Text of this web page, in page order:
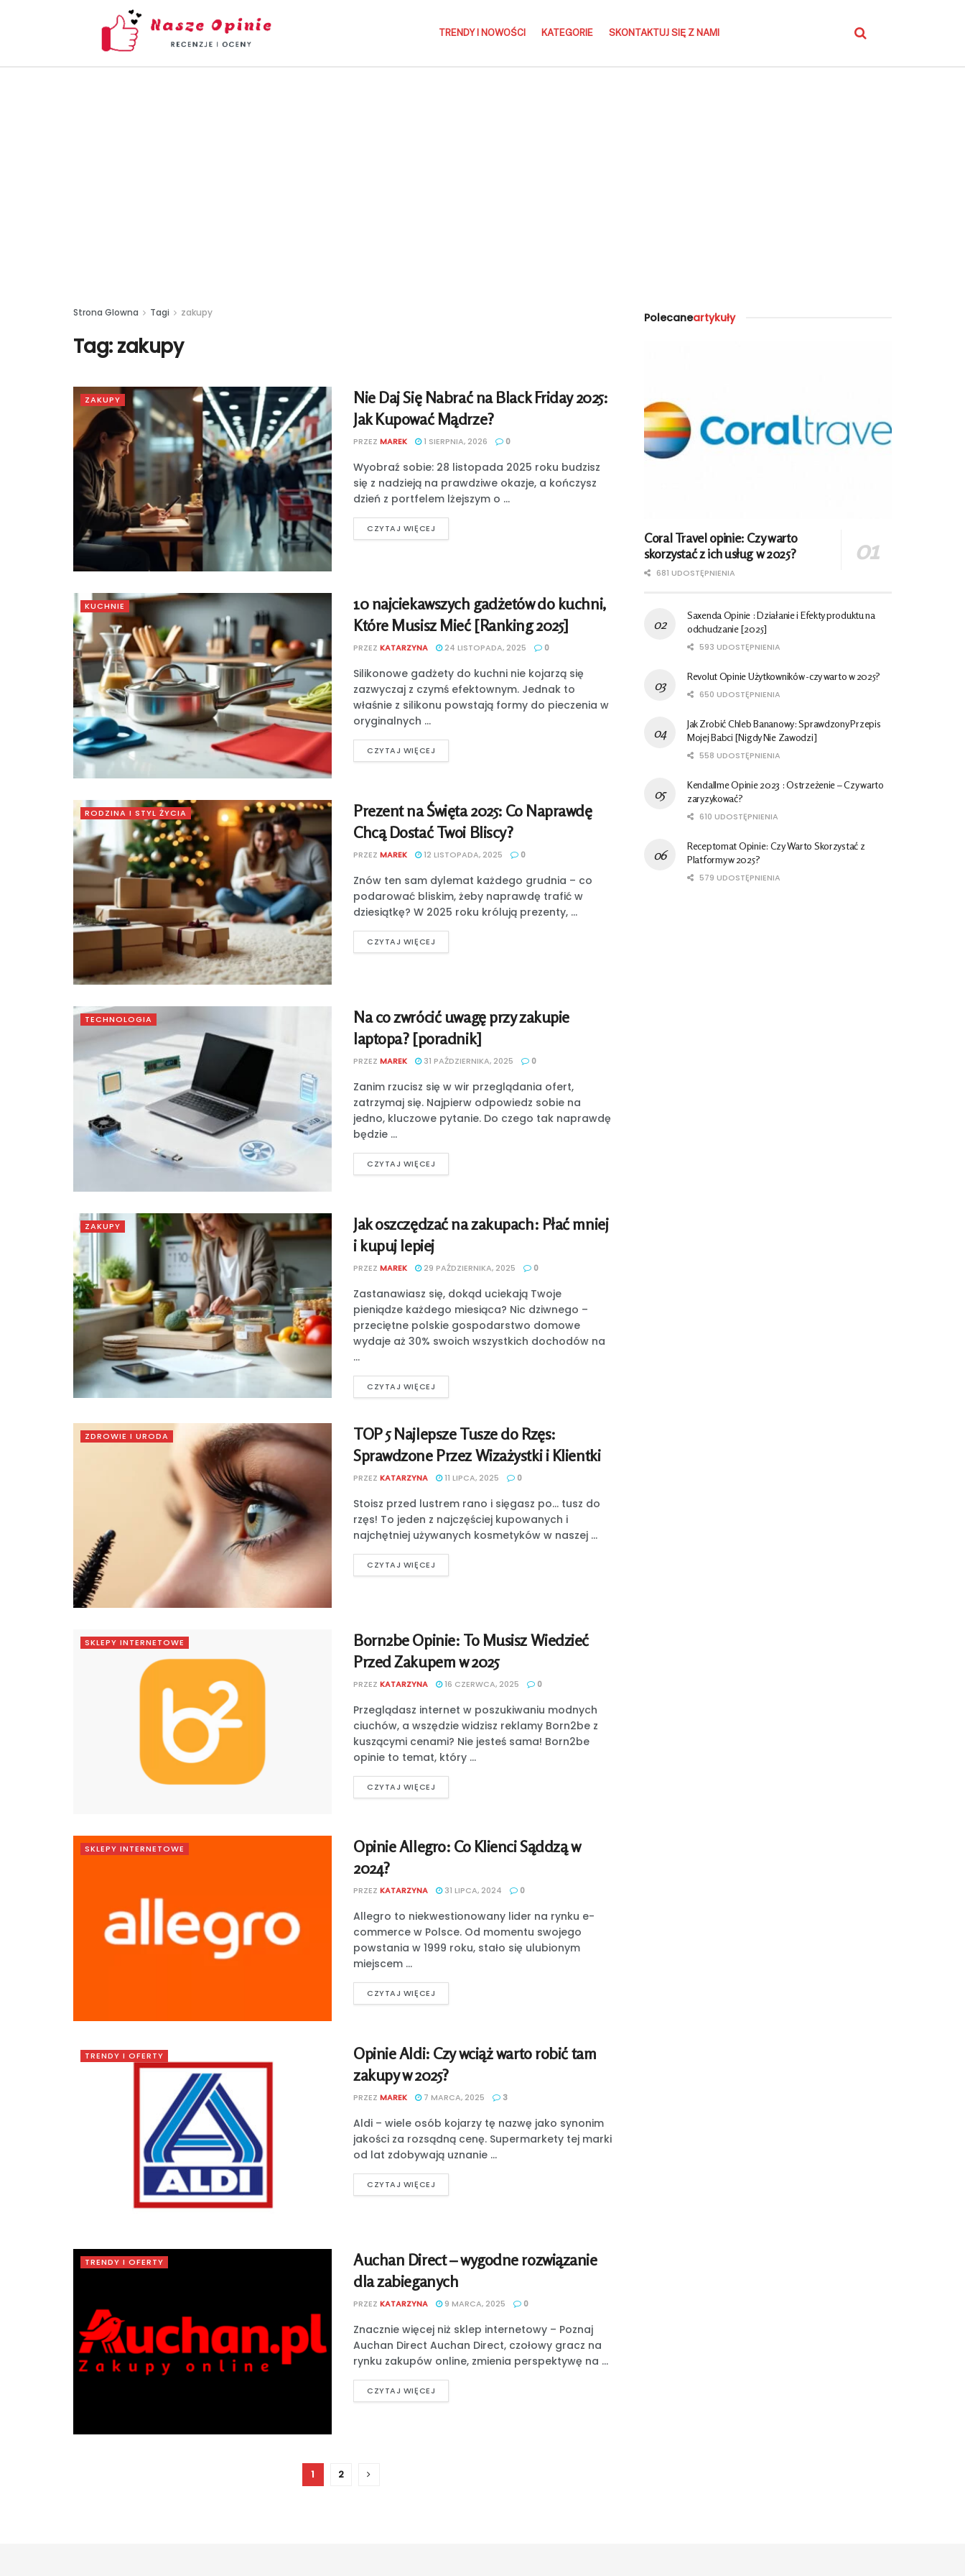
TRENDY I NOWOŚCI KATEGORIE SKONTAKTUJ SIĘ Z NAMI
Strona Glowna Tagi zakupy
Tag:zakupy
ZAKUPY
Nie Daj Się Nabrać na Black Friday 2025:
Jak Kupować Mądrze?
PRZEZ MAREK 1 SIERPNIA, 2026 0
Wyobraź sobie: 28 listopada 2025 roku budzisz
się z nadzieją na prawdziwe okazje, a kończysz
dzień z portfelem lżejszym o ...
CZYTAJ WIĘCEJ
KUCHNIE
10 najciekawszych gadżetów do kuchni,
Które Musisz Mieć [Ranking 2025]
PRZEZ KATARZYNA 24 LISTOPADA, 2025 0
Silikonowe gadżety do kuchni nie kojarzą się
zazwyczaj z czymś efektownym. Jednak to
właśnie z silikonu powstają formy do pieczenia w
oryginalnych ...
CZYTAJ WIĘCEJ
RODZINA I STYL ŻYCIA
Prezent na Święta 2025: Co Naprawdę
Chcą Dostać Twoi Bliscy?
PRZEZ MAREK 12 LISTOPADA, 2025 0
Znów ten sam dylemat każdego grudnia – co
podarować bliskim, żeby naprawdę trafić w
dziesiątkę? W 2025 roku królują prezenty, ...
CZYTAJ WIĘCEJ
TECHNOLOGIA
Na co zwrócić uwagę przy zakupie
laptopa? [poradnik]
PRZEZ MAREK 31 PAŹDZIERNIKA, 2025 0
Zanim rzucisz się w wir przeglądania ofert,
zatrzymaj się. Najpierw odpowiedz sobie na
jedno, kluczowe pytanie. Do czego tak naprawdę
będzie ...
CZYTAJ WIĘCEJ
ZAKUPY
Jak oszczędzać na zakupach: Płać mniej
i kupuj lepiej
PRZEZ MAREK 29 PAŹDZIERNIKA, 2025 0
Zastanawiasz się, dokąd uciekają Twoje
pieniądze każdego miesiąca? Nic dziwnego –
przeciętne polskie gospodarstwo domowe
wydaje aż 30% swoich wszystkich dochodów na
...
CZYTAJ WIĘCEJ
ZDROWIE I URODA
TOP 5 Najlepsze Tusze do Rzęs:
Sprawdzone Przez Wizażystki i Klientki
PRZEZ KATARZYNA 11 LIPCA, 2025 0
Stoisz przed lustrem rano i sięgasz po... tusz do
rzęs! To jeden z najczęściej kupowanych i
najchętniej używanych kosmetyków w naszej ...
CZYTAJ WIĘCEJ
SKLEPY INTERNETOWE
Born2be Opinie: To Musisz Wiedzieć
Przed Zakupem w 2025
PRZEZ KATARZYNA 16 CZERWCA, 2025 0
Przeglądasz internet w poszukiwaniu modnych
ciuchów, a wszędzie widzisz reklamy Born2be z
kuszącymi cenami? Nie jesteś sama! Born2be
opinie to temat, który ...
CZYTAJ WIĘCEJ
SKLEPY INTERNETOWE
Opinie Allegro: Co Klienci Sąddzą w
2024?
PRZEZ KATARZYNA 31 LIPCA, 2024 0
Allegro to niekwestionowany lider na rynku e-
commerce w Polsce. Od momentu swojego
powstania w 1999 roku, stało się ulubionym
miejscem ...
CZYTAJ WIĘCEJ
TRENDY I OFERTY
Opinie Aldi: Czy wciąż warto robić tam
zakupy w 2025?
PRZEZ MAREK 7 MARCA, 2025 3
Aldi – wiele osób kojarzy tę nazwę jako synonim
jakości za rozsądną cenę. Supermarkety tej marki
od lat zdobywają uznanie ...
CZYTAJ WIĘCEJ
TRENDY I OFERTY
Auchan Direct – wygodne rozwiązanie
dla zabieganych
PRZEZ KATARZYNA 9 MARCA, 2025 0
Znacznie więcej niż sklep internetowy – Poznaj
Auchan Direct Auchan Direct, czołowy gracz na
rynku zakupów online, zmienia perspektywę na ...
CZYTAJ WIĘCEJ
1 2
Polecaneartykuły
Coral Travel opinie: Czy warto
skorzystać z ich usług w 2025?
681 UDOSTĘPNIENIA
Saxenda Opinie : Działanie i Efekty produktu na
odchudzanie [2025]
593 UDOSTĘPNIENIA
Revolut Opinie Użytkowników -czy warto w 2025?
650 UDOSTĘPNIENIA
Jak Zrobić Chleb Bananowy: Sprawdzony Przepis
Mojej Babci [Nigdy Nie Zawodzi]
558 UDOSTĘPNIENIA
Kendallme Opinie 2023 : Ostrzeżenie – Czy warto
zaryzykować?
610 UDOSTĘPNIENIA
Receptomat Opinie: Czy Warto Skorzystać z
Platformy w 2025?
579 UDOSTĘPNIENIA